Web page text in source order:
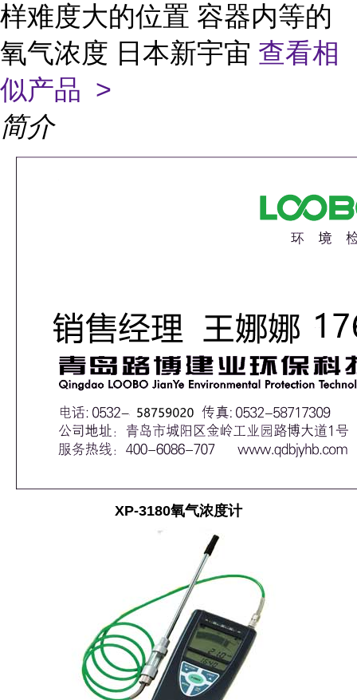
样难度大的位置 容器内等的
氧气浓度 日本新宇宙 查看相
似产品 >
简介
XP-3180氧气浓度计